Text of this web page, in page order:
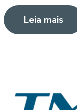
Avaliação
0
de
5
Leia mais